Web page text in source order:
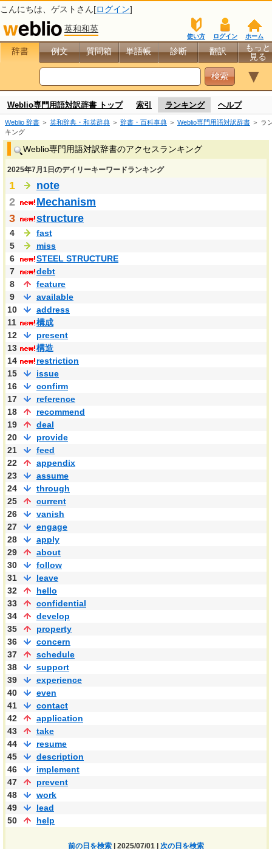
こんにちは、 ゲスト さん[ログイン]
英和和英
ホーム
ログイン
使い方
辞書 例文 質問箱 単語帳 診断 翻訳
もっと
見る
▼
Weblio専門用語対訳辞書 トップ 索引 ランキング ヘルプ
Weblio 辞書 ＞ 英和辞典・和英辞典 ＞ 辞書・百科事典 ＞ Weblio専門用語対訳辞書 ＞ ラ
キング
Weblio専門用語対訳辞書のアクセスランキング
2025年7月1日のデイリーキーワードランキング
1
note
2
Mechanism
3
structure
4
fast
5
miss
6
STEEL STRUCTURE
7
debt
8
feature
9
available
10
address
11
構成
12
present
13
構造
14
restriction
15
issue
16
confirm
17
reference
18
recommend
19
deal
20
provide
21
feed
22
appendix
23
assume
24
through
25
current
26
vanish
27
engage
28
apply
29
about
30
follow
31
leave
32
hello
33
confidential
34
develop
35
property
36
concern
37
schedule
38
support
39
experience
40
even
41
contact
42
application
43
take
44
resume
45
description
46
implement
47
prevent
48
work
49
lead
50
help
前の日を検索 | 2025/07/01 | 次の日を検索